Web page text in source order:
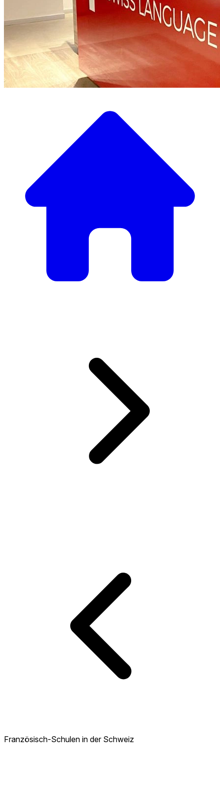
Französisch-Schulen in der Schweiz